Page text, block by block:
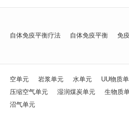
自体免疫平衡疗法 自体免疫平衡 免
空单元 岩浆单元 水单元
UU物质
压缩空气单元
湿润煤炭单元
生物质
沼气单元